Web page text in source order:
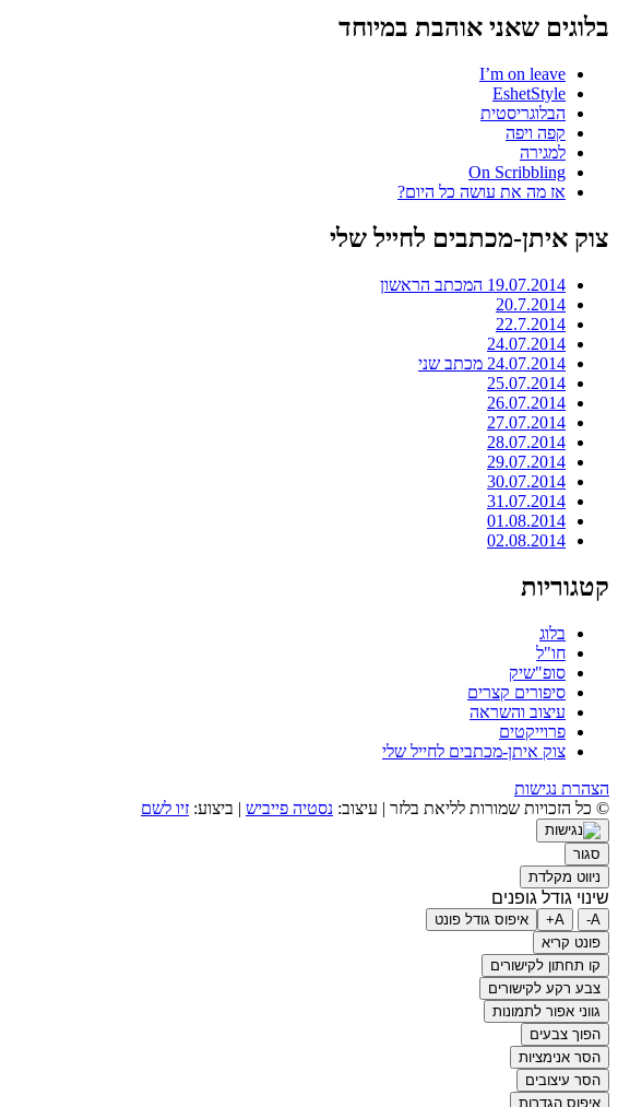
בלוגים שאני אוהבת במיוחד
I’m on leave
EshetStyle
הבלוגריסטית
קפה ויפה
למגירה
On Scribbling
אז מה את עושה כל היום?
צוק איתן-מכתבים לחייל שלי
19.07.2014 המכתב הראשון
20.7.2014
22.7.2014
24.07.2014
24.07.2014 מכתב שני
25.07.2014
26.07.2014
27.07.2014
28.07.2014
29.07.2014
30.07.2014
31.07.2014
01.08.2014
02.08.2014
קטגוריות
בלוג
חו"ל
סופ"שיק
סיפורים קצרים
עיצוב והשראה
פרוייקטים
צוק איתן-מכתבים לחייל שלי
הצהרת נגישות
© כל הזכויות שמורות לליאת בלזר | עיצוב: נסטיה פייביש | ביצוע: זיו לשם
סגור
ניווט מקלדת
שינוי גודל גופנים
A-
A+
איפוס גודל פונט
פונט קריא
קו תחתון לקישורים
צבע רקע לקישורים
גווני אפור לתמונות
הפוך צבעים
הסר אנימציות
הסר עיצובים
איפוס הגדרות